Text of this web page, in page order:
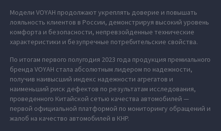
Модели VOYAH продолжают укреплять доверие и повышать
лояльность клиентов в России, демонстрируя высокий уровень
комфорта и безопасности, непревзойденные технические
характеристики и безупречные потребительские свойства.
По итогам первого полугодия 2023 года продукция премиального
бренда VOYAH стала абсолютным лидером по надежности,
получив наивысший индекс надежности агрегатов и
наименьший риск дефектов по результатам исследования,
проведенного Китайской сетью качества автомобилей —
первой официальной платформой по мониторингу обращений и
жалоб на качество автомобилей в КНР.